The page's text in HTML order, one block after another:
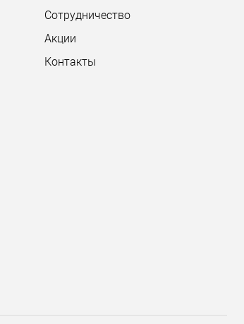
Сотрудничество
Акции
Контакты